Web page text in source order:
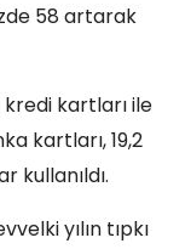
58 artarak
kredi kartları ile
kartları, 19,2
kullanıldı.
yılın tıpkı